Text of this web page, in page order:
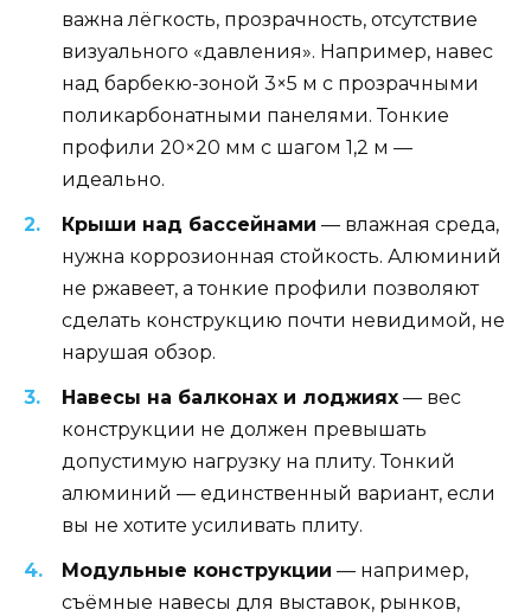
важна лёгкость, прозрачность, отсутствие
визуального «давления». Например, навес
над барбекю-зоной 3×5 м с прозрачными
поликарбонатными панелями. Тонкие
профили 20×20 мм с шагом 1,2 м —
идеально.
Крыши над бассейнами — влажная среда,
нужна коррозионная стойкость. Алюминий
не ржавеет, а тонкие профили позволяют
сделать конструкцию почти невидимой, не
нарушая обзор.
Навесы на балконах и лоджиях — вес
конструкции не должен превышать
допустимую нагрузку на плиту. Тонкий
алюминий — единственный вариант, если
вы не хотите усиливать плиту.
Модульные конструкции — например,
съёмные навесы для выставок, рынков,